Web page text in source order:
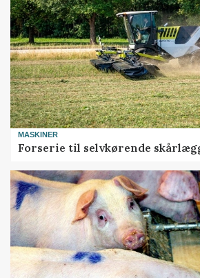
MASKINER
Forserie til selvkørende